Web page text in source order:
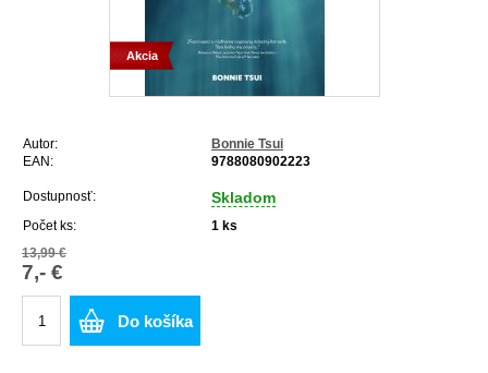
Akcia
Autor:
Bonnie Tsui
EAN:
9788080902223
Dostupnosť: Skladom
Počet ks: 1 ks
13,99 €
7,- €
Do košíka